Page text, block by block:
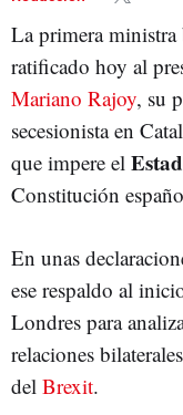
La primera ministra
ratificado hoy al
Mariano Rajoy, su
secesionista en
que impere el
Constitución
En unas
ese respaldo al
Londres para
relaciones
del Brexit.